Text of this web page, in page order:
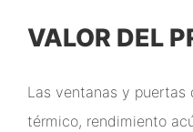
VALOR DEL
Las ventanas y
térmico, rendimiento